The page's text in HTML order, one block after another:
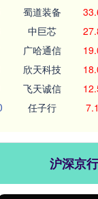
蜀道装备
中巨芯
广哈通信
欣天科技
飞天诚信
任子行
沪深京